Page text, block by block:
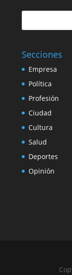
Secciones
Empresa
Política
Profesión
Ciudad
Cultura
Salud
Deportes
Opinión